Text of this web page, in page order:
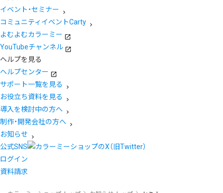
イベント・セミナー
コミュニティイベントCarty
よむよむカラーミー
YouTubeチャンネル
ヘルプを見る
ヘルプセンター
サポート一覧を見る
お役立ち資料を見る
導入を検討中の方へ
制作・開発会社の方へ
お知らせ
公式SNS
ログイン
資料請求